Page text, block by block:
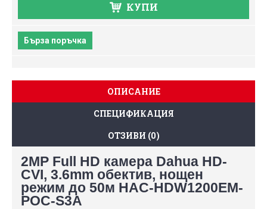
КУПИ
Бърза поръчка
ОПИСАНИЕ
СПЕЦИФИКАЦИЯ
ОТЗИВИ (0)
2MP Full HD камера Dahua HD-
CVI, 3.6mm обектив, нощен
режим до 50м HAC-HDW1200EМ-
POC-S3A